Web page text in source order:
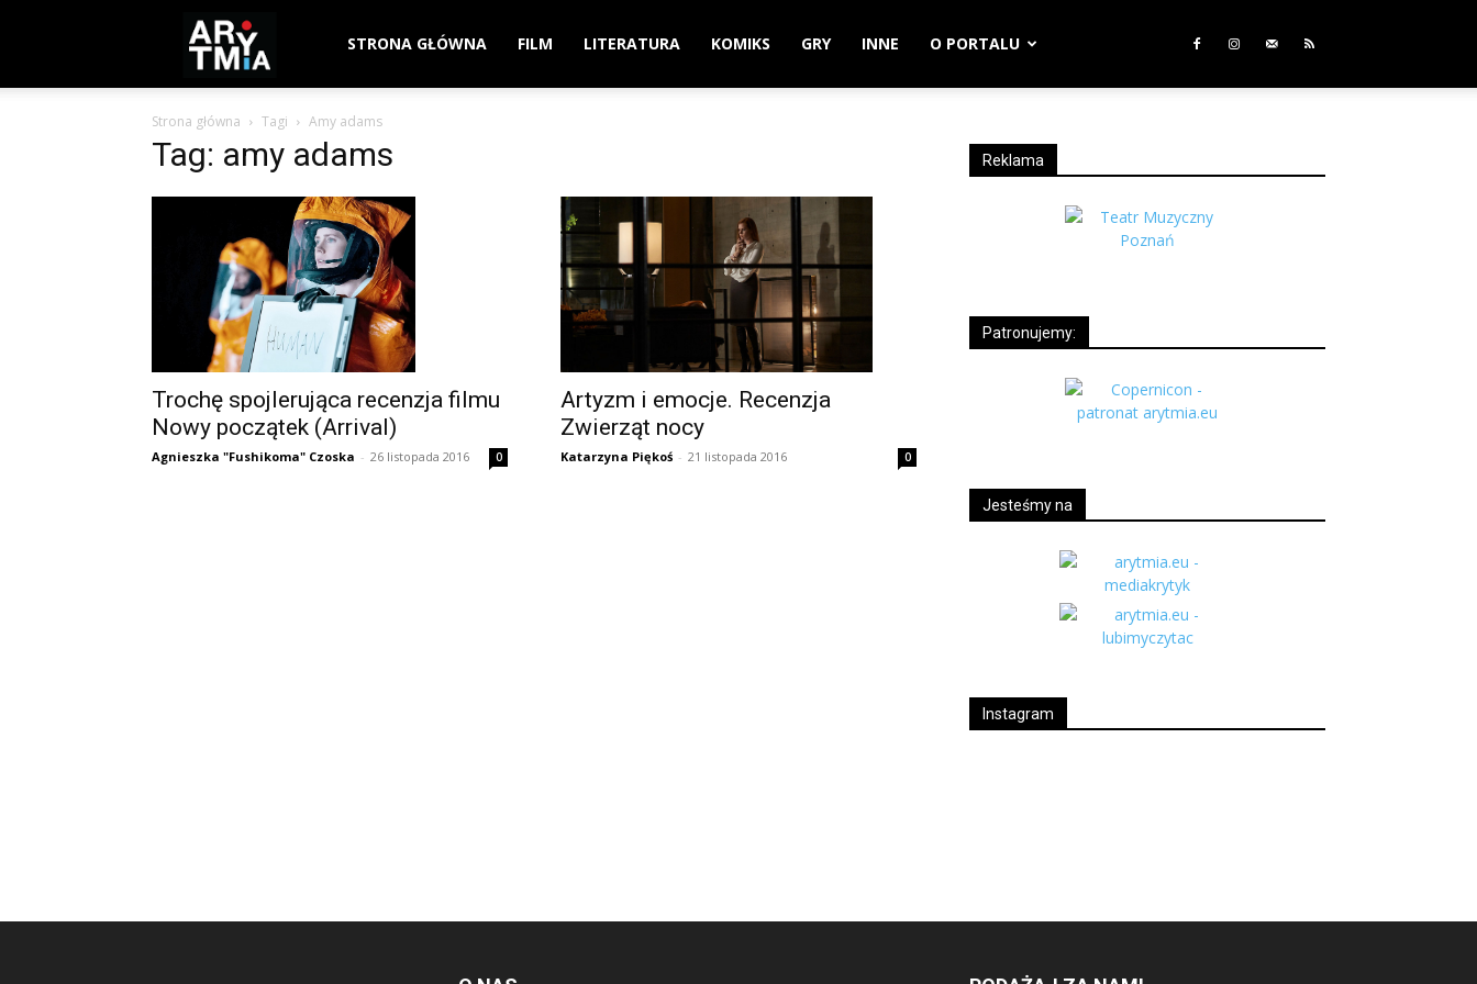
arytmia.eu
STRONA GŁÓWNA FILM LITERATURA KOMIKS GRY INNE O PORTALU
Strona główna Tagi Amy adams
Tag: amy adams
Trochę spojlerująca recenzja filmu
Nowy początek (Arrival)
Agnieszka "Fushikoma" Czoska - 26 listopada 2016 0
Artyzm i emocje. Recenzja
Zwierząt nocy
Katarzyna Piękoś - 21 listopada 2016 0
Reklama
Patronujemy:
Jesteśmy na
Instagram